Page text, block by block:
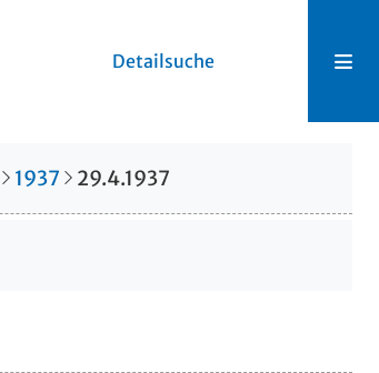
Detailsuche
1937 29.4.1937